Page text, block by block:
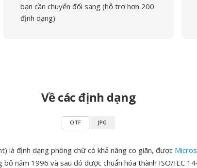
bạn cần chuyển đổi sang (hỗ trợ hơn 200
định dạng)
Về các định dạng
OTF JPG
là định dạng phông chữ có khả năng co giãn, được
bố năm 1996 và sau đó được chuẩn hóa thành ISO/IEC